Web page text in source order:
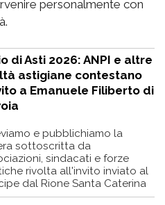
personalmente con
di Asti 2026: ANPI e altre
astigiane contestano
a Emanuele Filiberto di
e pubblichiamo la
sottoscritta da
sindacati e forze
rivolta all'invito inviato al
dal Rione Santa Caterina